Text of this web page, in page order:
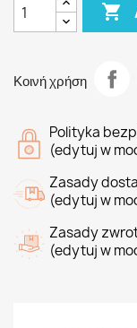

Κοινή χρήση
Polityka
(edytuj w
Zasady
(edytuj w
Zasady
(edytuj w